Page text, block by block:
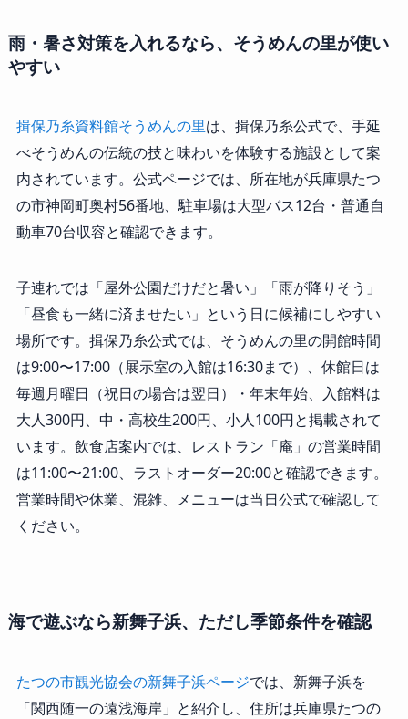
雨・暑さ対策を入れるなら、そうめんの里が使い
やすい
揖保乃糸資料館そうめんの里は、揖保乃糸公式で、手延
べそうめんの伝統の技と味わいを体験する施設として案
内されています。公式ページでは、所在地が兵庫県たつ
の市神岡町奥村56番地、駐車場は大型バス12台・普通自
動車70台収容と確認できます。
子連れでは「屋外公園だけだと暑い」「雨が降りそう」
「昼食も一緒に済ませたい」という日に候補にしやすい
場所です。揖保乃糸公式では、そうめんの里の開館時間
は9:00〜17:00（展示室の入館は16:30まで）、休館日は
毎週月曜日（祝日の場合は翌日）・年末年始、入館料は
大人300円、中・高校生200円、小人100円と掲載されて
います。飲食店案内では、レストラン「庵」の営業時間
は11:00〜21:00、ラストオーダー20:00と確認できます。
営業時間や休業、混雑、メニューは当日公式で確認して
ください。
海で遊ぶなら新舞子浜、ただし季節条件を確認
たつの市観光協会の新舞子浜ページでは、新舞子浜を
「関西随一の遠浅海岸」と紹介し、住所は兵庫県たつの